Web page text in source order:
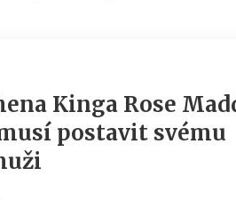
Kinga Rose
postavit svému